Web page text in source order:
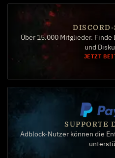
DISCORD-
Über 15.000 Mitglieder. Finde
und
JETZT
SUPPORTE
Adblock-Nutzer können die